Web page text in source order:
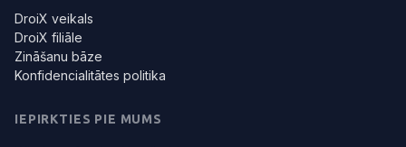
DroiX veikals
DroiX filiāle
Zināšanu bāze
Konfidencialitātes politika
IEPIRKTIES PIE MUMS